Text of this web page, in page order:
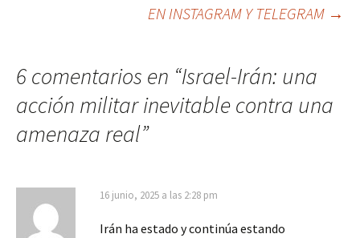
EN INSTAGRAM Y TELEGRAM →
6 comentarios en “Israel-Irán: una
acción militar inevitable contra una
amenaza real”
16 junio, 2025 a las 2:28 pm
Irán ha estado y continúa estando